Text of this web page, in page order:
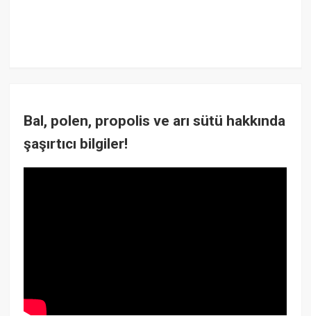
Bal, polen, propolis ve arı sütü hakkında
şaşırtıcı bilgiler!